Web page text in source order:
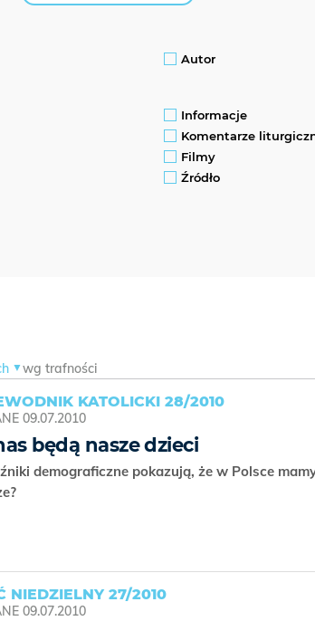
Autor
Informacje
Komentarze
Filmy
Źródło
wg trafności
KATOLICKI 28/2010
09.07.2010
będą nasze dzieci
demograficzne pokazują, że w Polsce
NIEDZIELNY 27/2010
09.07.2010